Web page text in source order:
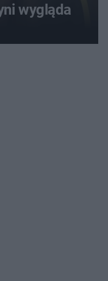
wygląda